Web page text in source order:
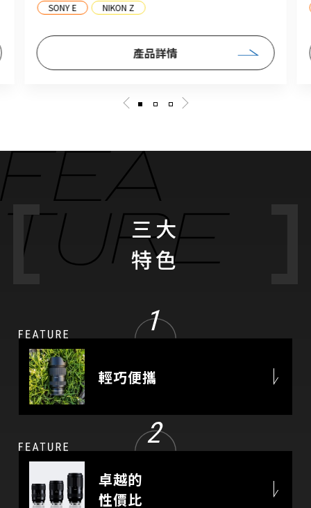
SONY E NIKON Z
產品詳情
三大
特色
輕巧便攜
卓越的
性價比